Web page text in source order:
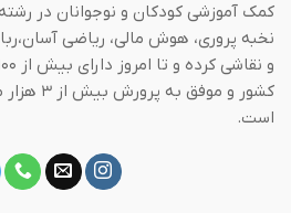
کمک آموزشی کودکان و نوجوانان در
نخبه پروری، هوش مالی، ریاضی
کشور و
است.